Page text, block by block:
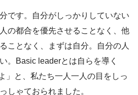
です。自分がしっかりしていない
の都合を優先させることなく、他
ことなく、まずは自分。自分の人
。Basic leaderとは自らを導く
」と、私たち一人一人の目をしっ
しゃておられました。